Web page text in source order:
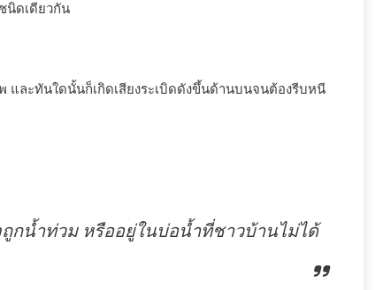
นิดเดียวกัน
และทันใดนั้นก็เกิดเสียงระเบิดดังขึ้นด้านบนจนต้องรีบหนี
กน้ำท่วม หรืออยู่ในบ่อน้ำที่ชาวบ้านไม่ได้